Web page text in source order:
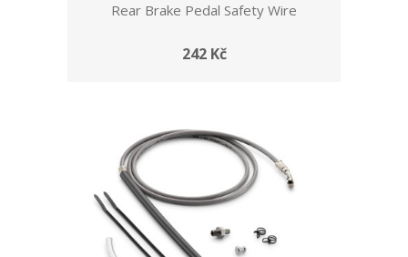
Rear Brake Pedal Safety Wire
242 Kč